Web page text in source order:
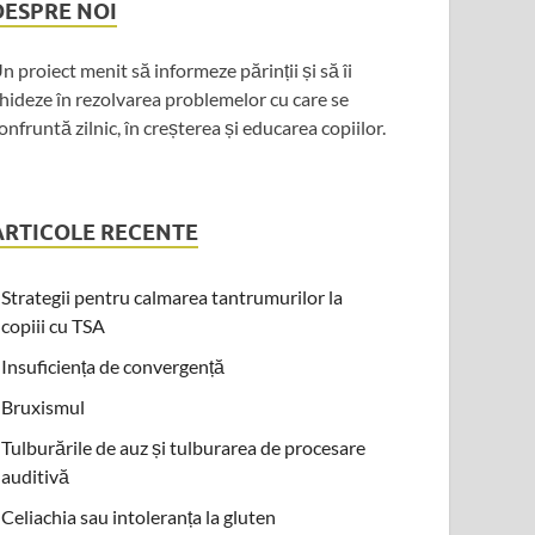
NOI
proiect menit să informeze părinții și să îi
în rezolvarea problemelor cu care se
zilnic, în creșterea și educarea copiilor.
RECENTE
Strategii pentru calmarea tantrumurilor la
copiii cu TSA
Insuficiența de convergență
Bruxismul
Tulburările de auz și tulburarea de procesare
auditivă
Celiachia sau intoleranța la gluten